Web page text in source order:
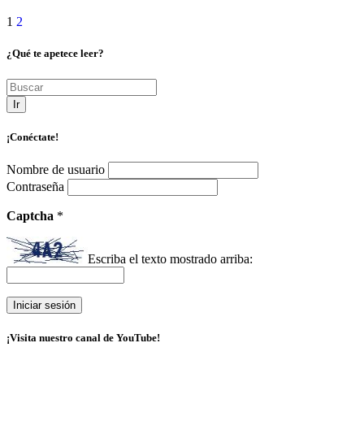
1 2
¿Qué te apetece leer?
Ir
¡Conéctate!
Nombre de usuario
Contraseña
Captcha *
Escriba el texto mostrado arriba:
¡Visita nuestro canal de YouTube!